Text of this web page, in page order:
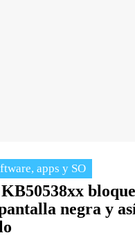
apps y SO
negra y